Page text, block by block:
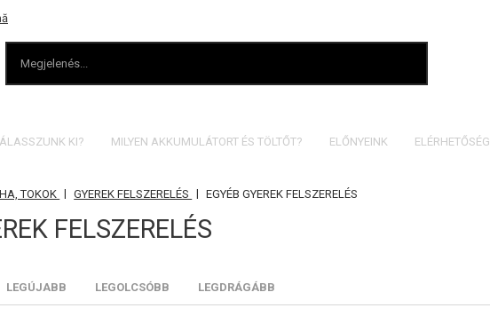
KI? MILYEN AKKUMULÁTORT ÉS TÖLTŐT? ELŐNYEINK ELÉRHETŐSÉG
TOKOK | GYEREK FELSZERELÉS | EGYÉB GYEREK FELSZERELÉS
FELSZERELÉS
LEGÚJABB LEGOLCSÓBB LEGDRÁGÁBB